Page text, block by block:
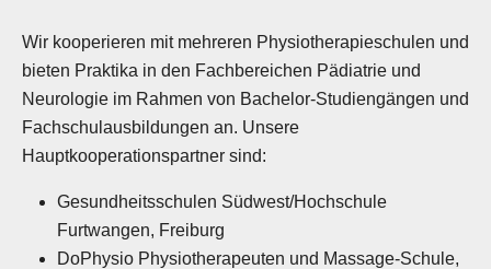
Wir kooperieren mit mehreren Physiotherapieschulen und
bieten Praktika in den Fachbereichen Pädiatrie und
Neurologie im Rahmen von Bachelor-Studiengängen und
Fachschulausbildungen an. Unsere
Hauptkooperationspartner sind:
Gesundheitsschulen Südwest/Hochschule
Furtwangen, Freiburg
DoPhysio Physiotherapeuten und Massage-Schule,